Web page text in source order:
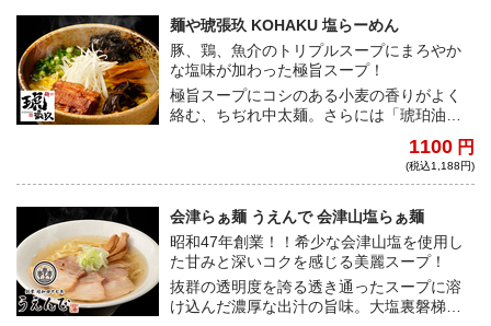
麺や琥張玖 KOHAKU 塩らーめん
豚、鶏、魚介のトリプルスープにまろやか
な塩味が加わった極旨スープ！
極旨スープにコシのある小麦の香りがよく
絡む、ちぢれ中太麺。さらには「琥珀油」
食材をふんだんに使用した北の大地の味わ
1100 円
(税込1,188円)
会津らぁ麺 うえんで 会津山塩らぁ麺
昭和47年創業！！希少な会津山塩を使用し
た甘みと深いコクを感じる美麗スープ！
抜群の透明度を誇る透き通ったスープに溶
け込んだ濃厚な出汁の旨味。大塩裏磐梯温